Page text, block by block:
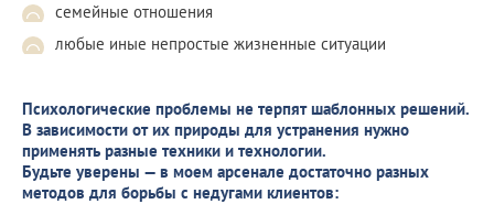
семейные отношения
любые иные непростые жизненные ситуации
Психологические проблемы не терпят шаблонных решений.
В зависимости от их природы для устранения нужно
применять разные техники и технологии.
Будьте уверены — в моем арсенале достаточно разных
методов для борьбы с недугами клиентов: